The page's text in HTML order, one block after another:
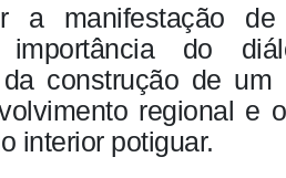
a manifestação
do
construção de um
regional e
interior potiguar.